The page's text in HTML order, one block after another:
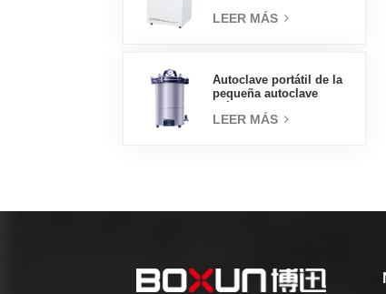
laboratorio, tipo
LEER MÁS
Autoclave portátil de la
pequeña autoclave
de vapor 18L
LEER MÁS